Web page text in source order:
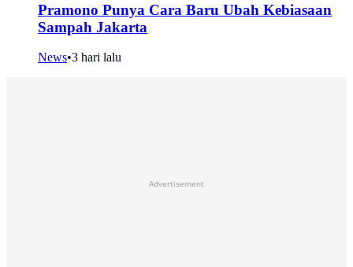
Pramono Punya Cara Baru Ubah Kebiasaan
Sampah Jakarta
News•3 hari lalu
Advertisement